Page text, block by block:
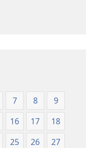
7 8
9
16 17
18
25 26
27